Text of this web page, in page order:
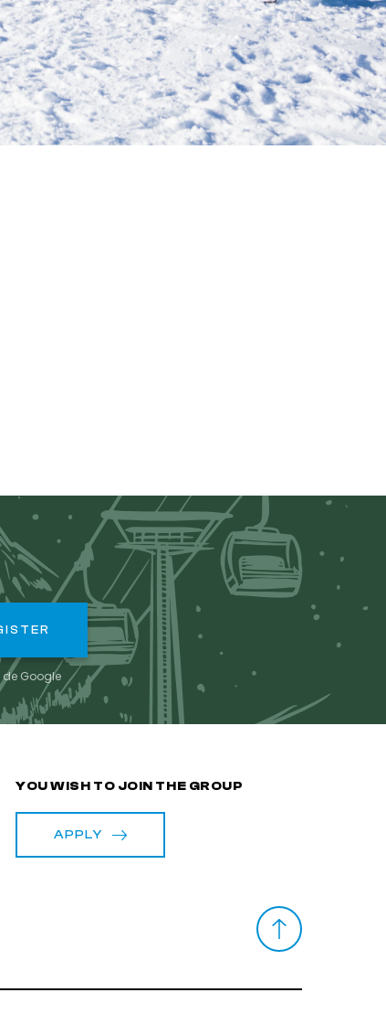
de Google
YOU WISH TO JOIN THE GROUP
APPLY